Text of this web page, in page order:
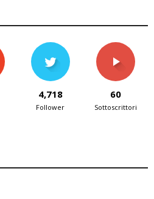
4,718
Follower
60
Sottoscrittori